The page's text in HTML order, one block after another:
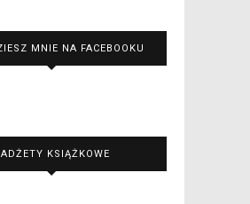
MNIE NA FACEBOOKU
KSIĄŻKOWE